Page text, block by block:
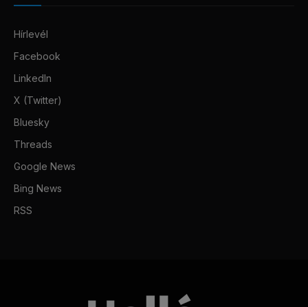
Hírlevél
Facebook
LinkedIn
X (Twitter)
Bluesky
Threads
Google News
Bing News
RSS